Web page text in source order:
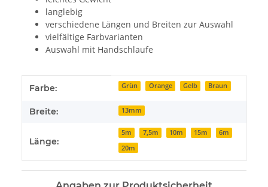
langlebig
verschiedene Längen und Breiten zur Auswahl
vielfältige Farbvarianten
Auswahl mit Handschlaufe
Produkteigenschaft
Wert
Farbe: Grün Orange Gelb Braun
Breite: 13mm
Länge:
5m 7,5m 10m 15m
6m
20m